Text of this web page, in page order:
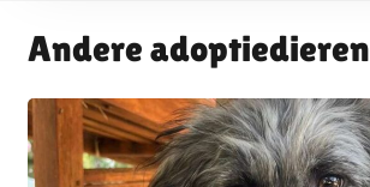
Andere adoptiedieren